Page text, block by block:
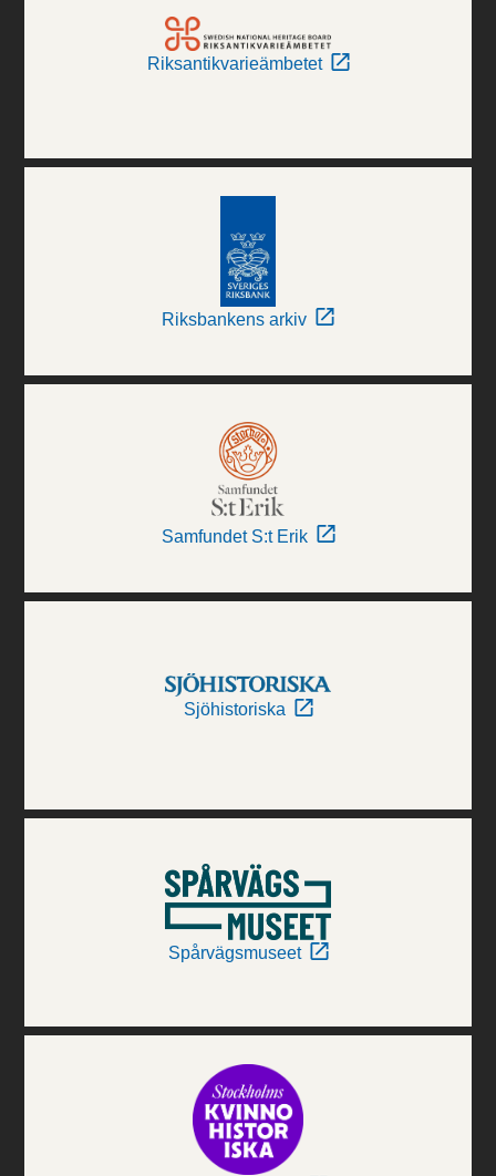
Riksantikvarieämbetet
Riksbankens arkiv
Samfundet S:t Erik
Sjöhistoriska
Spårvägsmuseet